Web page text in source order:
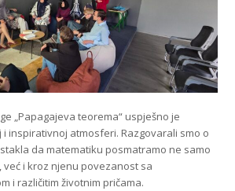
„Papagajeva teorema“ uspješno je
inspirativnoj atmosferi. Razgovarali smo o
da matematiku posmatramo ne samo
i kroz njenu povezanost sa
i različitim životnim pričama.